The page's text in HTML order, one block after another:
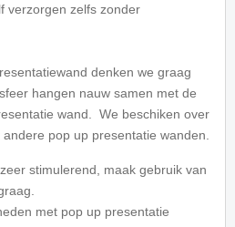
verzorgen zelfs zonder
denken we graag
hangen nauw samen met de
wand. We beschiken over
pop up presentatie wanden.
stimulerend, maak gebruik van
met pop up presentatie